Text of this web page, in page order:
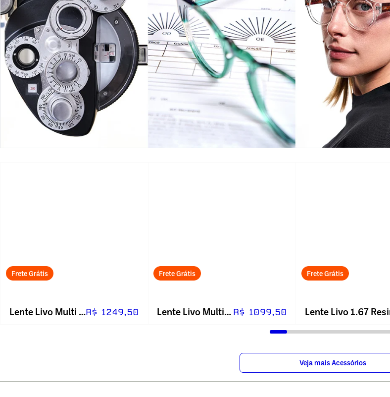
Frete Grátis
Lente Livo Multi Fina Fotocromática Cinza_sem_receitaR$ 1249,50
Frete Grátis
Lente Livo Multi Padrão Fotocromática Cinza_sem_receita R$ 1099,50
Frete Grátis
Lente Livo 1.67
Veja mais Acessórios